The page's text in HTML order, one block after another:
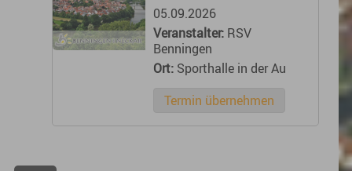
05.09.2026
Veranstalter: RSV
Benningen
Ort: Sporthalle in der Au
Termin übernehmen